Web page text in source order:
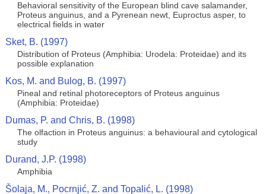
Behavioral sensitivity of the European blind cave salamander,
Proteus anguinus, and a Pyrenean newt, Euproctus asper, to
electrical fields in water
Sket, B. (1997)
Distribution of Proteus (Amphibia: Urodela: Proteidae) and its
possible explanation
Kos, M. and Bulog, B. (1997)
Pineal and retinal photoreceptors of Proteus anguinus
(Amphibia: Proteidae)
Dumas, P. and Chris, B. (1998)
The olfaction in Proteus anguinus: a behavioural and cytological
study
Durand, J.P. (1998)
Amphibia
Šolaja, M., Pocrnjić, Z. and Topalić, L. (1998)